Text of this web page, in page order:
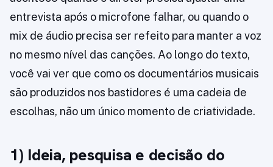
entrevista após o microfone falhar, ou quando o
mix de áudio precisa ser refeito para manter a voz
no mesmo nível das canções. Ao longo do texto,
você vai ver que como os documentários musicais
são produzidos nos bastidores é uma cadeia de
escolhas, não um único momento de criatividade.
1) Ideia, pesquisa e decisão do